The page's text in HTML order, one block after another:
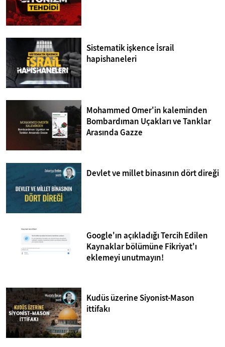
Sistematik işkence İsrail
hapishaneleri
Mohammed Omer'in kaleminden
Bombardıman Uçakları ve Tanklar
Arasında Gazze
Devlet ve millet binasının dört direği
Google'ın açıkladığı Tercih Edilen
Kaynaklar bölümüne Fikriyat'ı
eklemeyi unutmayın!
Kudüs üzerine Siyonist-Mason
ittifakı